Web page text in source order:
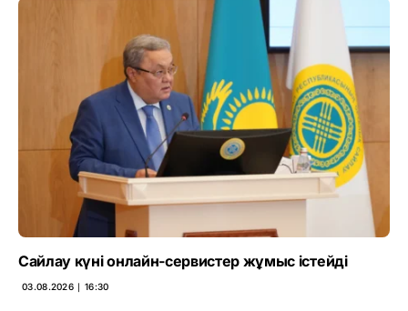
Сайлау күні онлайн-сервистер жұмыс істейді
03.08.2026 ∣ 16:30